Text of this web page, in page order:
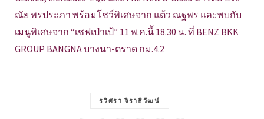
ณัย พรประภา พร้อมโชว์พิเศษจาก แต้ว ณฐพร และพบกับ
เมนูพิเศษจาก “เชฟเป่าเป้” 11 พ.ค.นี้ 18.30 น. ที่ BENZ BKK
GROUP BANGNA บางนา-ตราด กม.4.2
รวิศรา จิราธิวัฒน์